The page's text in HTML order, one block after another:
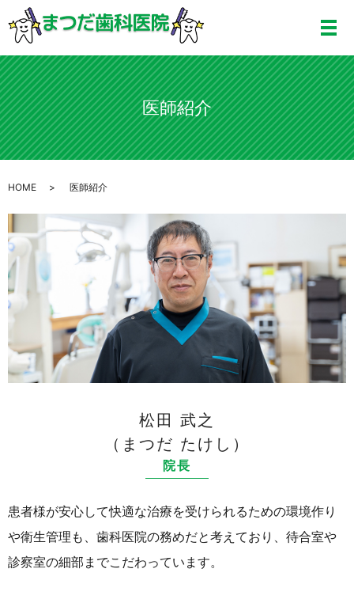
医師紹介
HOME 医師紹介
松田 武之
（まつだ たけし）
院長
患者様が安心して快適な治療を受けられるための環境作り
や衛生管理も、歯科医院の務めだと考えており、待合室や
診察室の細部までこだわっています。